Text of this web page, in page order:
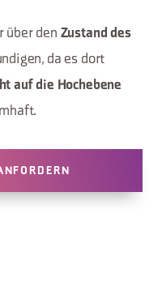
über den Zustand des
da es dort
auf die Hochebene